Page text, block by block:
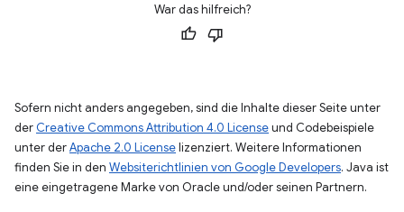
War das hilfreich?
Sofern nicht anders angegeben, sind die Inhalte dieser Seite unter
der Creative Commons Attribution 4.0 Licenseund Codebeispiele
unter derApache 2.0 Licenselizenziert. Weitere Informationen
finden Sie in den Websiterichtlinien von Google Developers. Java ist
eine eingetragene Marke von Oracle und/oder seinen Partnern.